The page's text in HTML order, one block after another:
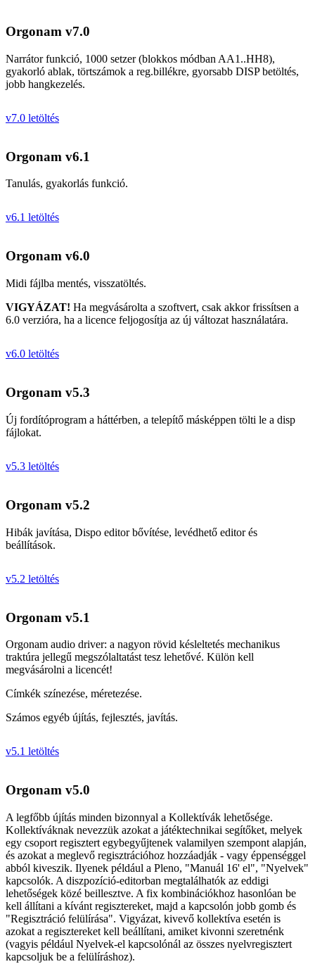
Orgonam v7.0
Narrátor funkció, 1000 setzer (blokkos módban AA1..HH8),
gyakorló ablak, törtszámok a reg.billékre, gyorsabb DISP betöltés,
jobb hangkezelés.
v7.0 letöltés
Orgonam v6.1
Tanulás, gyakorlás funkció.
v6.1 letöltés
Orgonam v6.0
Midi fájlba mentés, visszatöltés.
VIGYÁZAT! Ha megvásárolta a szoftvert, csak akkor frissítsen a
6.0 verzióra, ha a licence feljogosítja az új változat használatára.
v6.0 letöltés
Orgonam v5.3
Új fordítóprogram a háttérben, a telepítő másképpen tölti le a disp
fájlokat.
v5.3 letöltés
Orgonam v5.2
Hibák javítása, Dispo editor bővítése, levédhető editor és
beállítások.
v5.2 letöltés
Orgonam v5.1
Orgonam audio driver: a nagyon rövid késleltetés mechanikus
traktúra jellegű megszólaltatást tesz lehetővé. Külön kell
megvásárolni a licencét!
Címkék színezése, méretezése.
Számos egyéb újítás, fejlesztés, javítás.
v5.1 letöltés
Orgonam v5.0
A legfőbb újítás minden bizonnyal a Kollektívák lehetősége.
Kollektíváknak nevezzük azokat a játéktechnikai segítőket, melyek
egy csoport regisztert egybegyűjtenek valamilyen szempont alapján,
és azokat a meglevő regisztrációhoz hozzáadják - vagy éppenséggel
abból kiveszik. Ilyenek például a Pleno, "Manuál 16' el", "Nyelvek"
kapcsolók. A diszpozíció-editorban megtalálhatók az eddigi
lehetőségek közé beillesztve. A fix kombinációkhoz hasonlóan be
kell állítani a kívánt regisztereket, majd a kapcsolón jobb gomb és
"Regisztráció felülírása". Vigyázat, kivevő kollektíva esetén is
azokat a regisztereket kell beállítani, amiket kivonni szeretnénk
(vagyis például Nyelvek-el kapcsolónál az összes nyelvregisztert
kapcsoljuk be a felülíráshoz).